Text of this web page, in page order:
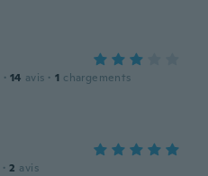
· 14 avis · 1 chargements
· 2 avis